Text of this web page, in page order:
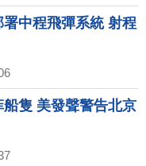
中程飛彈系統 射程
隻 美發聲警告北京